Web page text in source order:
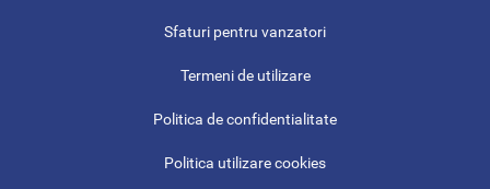
Sfaturi pentru vanzatori
Termeni de utilizare
Politica de confidentialitate
Politica utilizare cookies